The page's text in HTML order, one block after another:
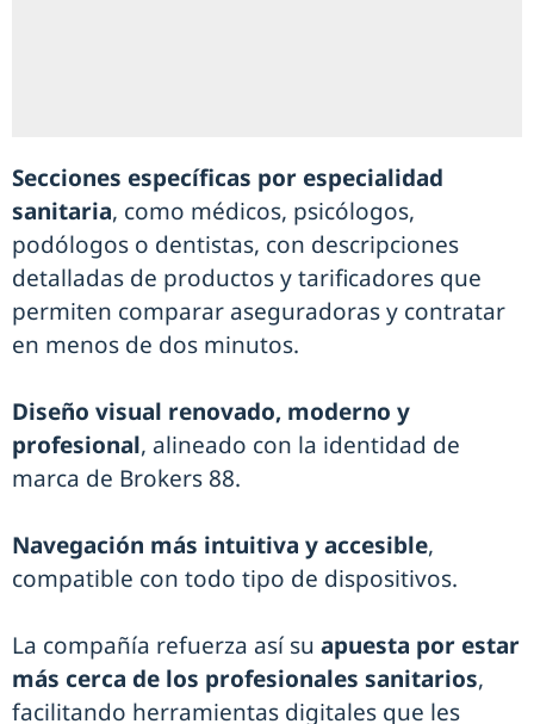
Secciones específicas por especialidad
sanitaria, como médicos, psicólogos,
podólogos o dentistas, con descripciones
detalladas de productos y tarificadores que
permiten comparar aseguradoras y contratar
en menos de dos minutos.
Diseño visual renovado, moderno y
profesional, alineado con la identidad de
marca de Brokers 88.
Navegación más intuitiva y accesible,
compatible con todo tipo de dispositivos.
La compañía refuerza así su apuesta por estar
más cerca de los profesionales sanitarios,
facilitando herramientas digitales que les